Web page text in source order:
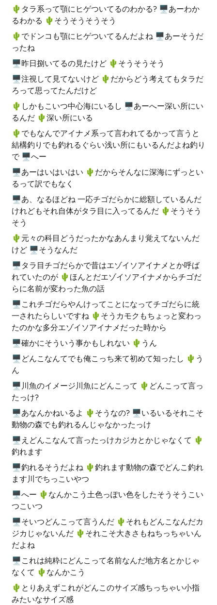
🌵️タラ系って顎にヒゲついてるのわかる? 🖥あーわか
るわかる 🌵️そうそうそうそう
🌵️でドンコも顎にヒゲついてるんだよね 🖥あーそうだ
ったね
🖥昨日捌いてるの見たけど 🌵️そうそうそう
🖥注視して見てないけど 🌵️だからどう考えてもタラだ
ろって思ってたんだけど
🌵️しかもこいつ中心海にいるし 🖥あーへー深い所にい
るんだ 🌵️深い所にいる
🌵️でもなんでアイナメ系って言われてるかって言うと
結構釣りでも釣れるぐらい浅い所にもいるんだよね釣り
で 🖥へー
🖥あーはいはいはい 🌵️だからそんなに深海にずっとい
るって訳でもなく
🖥あ、なるほどね 一応チゴだらかに総額しているんだ
けれどもそれ自体がタラ目に入ってるんだ 🌵️そうそう
そう
🌵️元々の科目どうだったかなあんまり覚えてないんだ
けど 🖥そうなんだ
🖥タラ目チゴだらかで昔はエゾイソアイナメとか呼ば
れていたのが 🌵️ほんとだエゾイソアイナメからチゴだ
らに名前が変わった魚の話
🖥これチゴだらやんけってことになってチゴだらに統
一されたらしいですね 🌵️そうカモクもちょっと変わっ
たのかな多分エゾイソアイナメだった時から
🖥確かにそういう事かもしれない 🌵️うん
🖥どんこなんてでも俺こっち来て初めて知ったし 🌵️う
ん
🖥川魚のイメージ川魚にどんこって 🌵️どんこって言っ
たっけ?
🖥あなんかねいるよ 🌵️そうなの? 🖥いるいるそれこそ
動物の森でも釣れるんじゃなかったっけ
🖥えどんこなんて言ったっけカジカとかじゃなくて 🌵️
釣れます
🖥釣れるそうだよね 🌵️釣れます動物の森でどんこ釣れ
ます川でちっこいやつ
🖥へー 🌵️なんかこう土色っぽい色をしたそうそうこい
つこいつ
🖥そいつどんこって言うんだ 🌵️それもどんこなんだカ
ジカじゃないんだ 🌵️それこそ大きさもねちっちゃいん
だよね
🖥これは純粋にどんこって名前なんだ地方名とかじゃ
なくて 🌵️なんかこう
🌵️とりあえずこれがどんこのサイズ感ちっちゃい小指
みたいなサイズ感